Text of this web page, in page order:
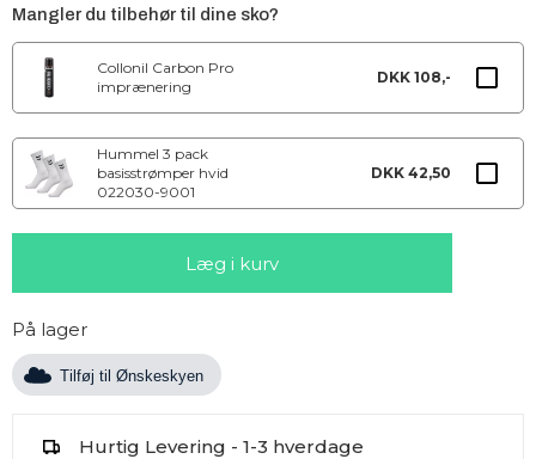
Mangler du tilbehør til dine sko?
Collonil Carbon Pro
imprænering
DKK 108,-
Hummel 3 pack
basisstrømper hvid
022030-9001
DKK 42,50
På lager
Tilføj til Ønskeskyen
Hurtig Levering - 1-3 hverdage